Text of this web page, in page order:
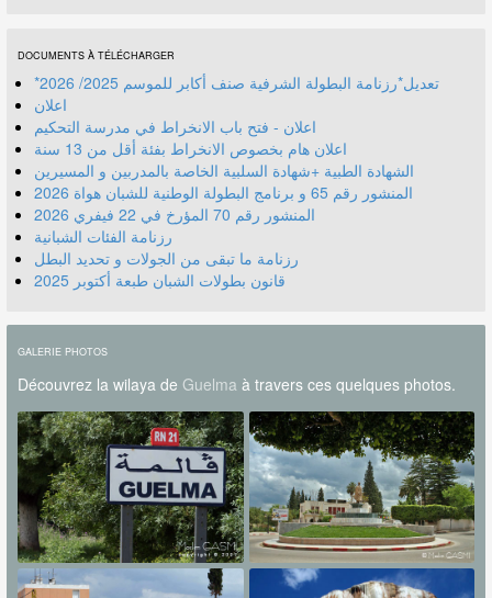
DOCUMENTS À TÉLÉCHARGER
*تعديل*رزنامة البطولة الشرفية صنف أكابر للموسم 2025/ 2026
اعلان
اعلان - فتح باب الانخراط في مدرسة التحكيم
اعلان هام بخصوص الانخراط بفئة أقل من 13 سنة
الشهادة الطبية +شهادة السلبية الخاصة بالمدربين و المسيرين
المنشور رقم 70 المؤرخ في 22 فيفري 2026
رزنامة الفئات الشبانية
رزنامة ما تبقى من الجولات و تحديد البطل
قانون بطولات الشبان طبعة أكتوبر 2025
GALERIE PHOTOS
Découvrez la wilaya de Guelmaà travers ces quelques photos.